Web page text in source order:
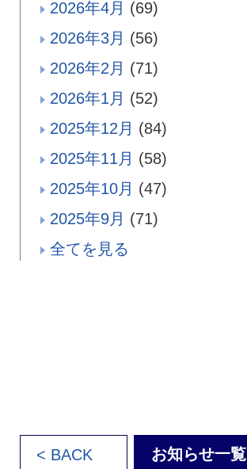
2026年4月 (69)
2026年3月 (56)
2026年2月 (71)
2026年1月 (52)
2025年12月 (84)
2025年11月 (58)
2025年10月 (47)
2025年9月 (71)
全てを見る
< BACK お知らせ一覧